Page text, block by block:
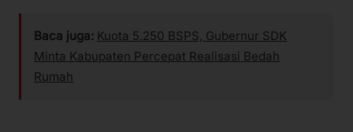
Baca juga: Kuota 5.250 BSPS, Gubernur SDK
Minta Kabupaten Percepat Realisasi Bedah
Rumah